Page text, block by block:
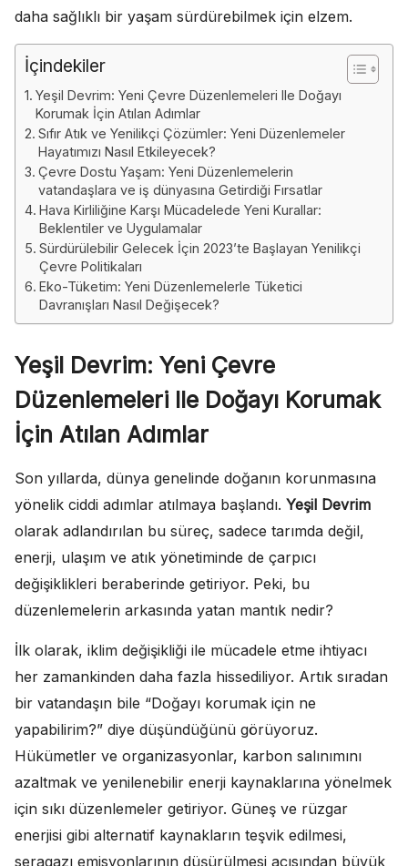
daha sağlıklı bir yaşam sürdürebilmek için elzem.
İçindekiler
Yeşil Devrim: Yeni Çevre Düzenlemeleri Ile Doğayı
Korumak İçin Atılan Adımlar
Sıfır Atık ve Yenilikçi Çözümler: Yeni Düzenlemeler
Hayatımızı Nasıl Etkileyecek?
Çevre Dostu Yaşam: Yeni Düzenlemelerin
vatandaşlara ve iş dünyasına Getirdiği Fırsatlar
Hava Kirliliğine Karşı Mücadelede Yeni Kurallar:
Beklentiler ve Uygulamalar
Sürdürülebilir Gelecek İçin 2023’te Başlayan Yenilikçi
Çevre Politikaları
Eko-Tüketim: Yeni Düzenlemelerle Tüketici
Davranışları Nasıl Değişecek?
Yeşil Devrim: Yeni Çevre
Düzenlemeleri Ile Doğayı Korumak
İçin Atılan Adımlar
Son yıllarda, dünya genelinde doğanın korunmasına
yönelik ciddi adımlar atılmaya başlandı. Yeşil Devrim
olarak adlandırılan bu süreç, sadece tarımda değil,
enerji, ulaşım ve atık yönetiminde de çarpıcı
değişiklikleri beraberinde getiriyor. Peki, bu
düzenlemelerin arkasında yatan mantık nedir?
İlk olarak, iklim değişikliği ile mücadele etme ihtiyacı
her zamankinden daha fazla hissediliyor. Artık sıradan
bir vatandaşın bile “Doğayı korumak için ne
yapabilirim?” diye düşündüğünü görüyoruz.
Hükümetler ve organizasyonlar, karbon salınımını
azaltmak ve yenilenebilir enerji kaynaklarına yönelmek
için sıkı düzenlemeler getiriyor. Güneş ve rüzgar
enerjisi gibi alternatif kaynakların teşvik edilmesi,
seragazı emisyonlarının düşürülmesi açısından büyük